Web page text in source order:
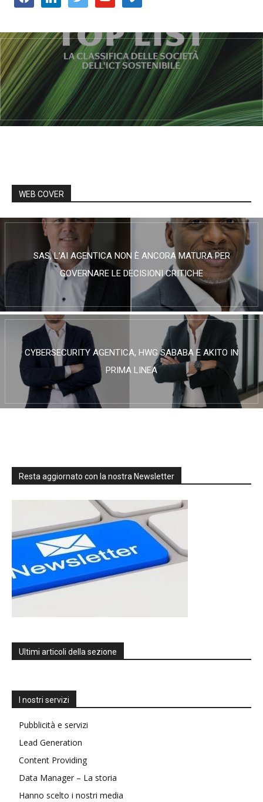
WEB COVER
SAS, L’AI AGENTICA NON È ANCORA MATURA PER
GOVERNARE LE DECISIONI CRITICHE
CYBERSECURITY AGENTICA, HWG SABABA E AKITO IN
PRIMA LINEA
Resta aggiornato con la nostra Newsletter
Ultimi articoli della sezione
I nostri servizi
Pubblicità e servizi
Lead Generation
Content Providing
Data Manager – La storia
Hanno scelto i nostri media